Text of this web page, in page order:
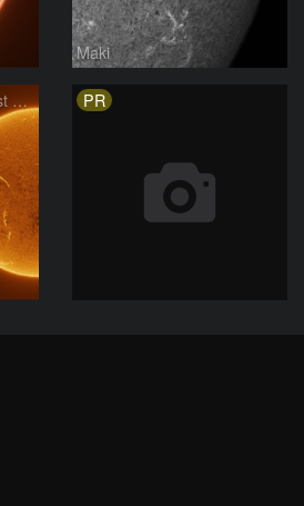
Maki
Sun in H-alpha on August 7, 2026 PR